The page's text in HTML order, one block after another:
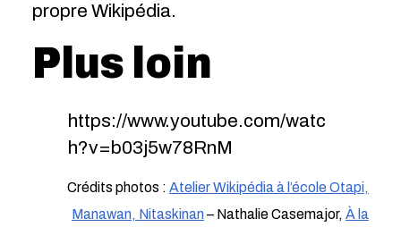
propre Wikipédia.
Plus loin
https://www.youtube.com/watc
h?v=b03j5w78RnM
Crédits photos : Atelier Wikipédia à l’école Otapi,
Manawan, Nitaskinan– Nathalie Casemajor, À la